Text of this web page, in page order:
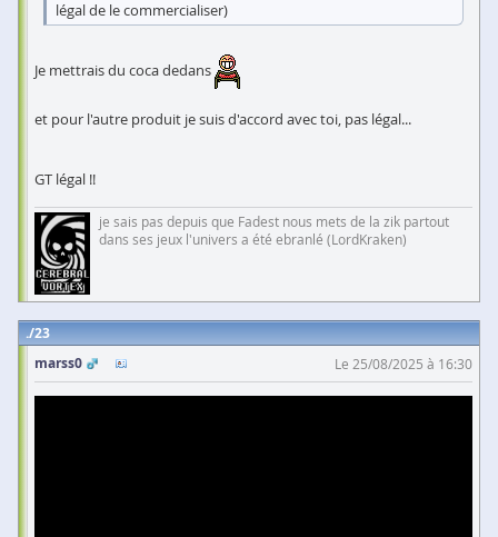
légal de le commercialiser)
Je mettrais du coca dedans
et pour l'autre produit je suis d'accord avec toi, pas légal...
GT légal !!
je sais pas depuis que Fadest nous mets de la zik partout
dans ses jeux l'univers a été ebranlé (LordKraken)
23
marss0
Le 25/08/2025 à 16:30